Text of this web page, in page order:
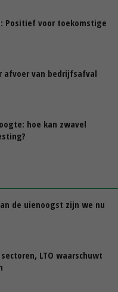
Positief voor toekomstige
afvoer van bedrijfsafval
hoe kan zwavel
de uienoogst zijn we nu
LTO waarschuwt